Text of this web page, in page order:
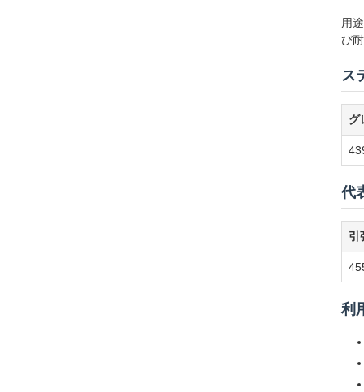
用
び
ス
グ
代
引
利